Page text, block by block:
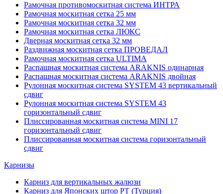
Рамочная противомоскитная система ИНТРА
Рамочная москитная сетка 25 мм
Рамочная москитная сетка 32 мм
Рамочная москитная сетка ЛЮКС
Дверная москитная сетка 32 мм
Раздвижная москитная сетка ПРОВЕДАЛ
Рамочная москитная сетка ULTIMA
Распашная москитная система ARAKNIS одинарная
Распашная москитная система ARAKNIS двойная
Рулонная москитная система SYSTEM 43 вертикальный
сдвиг
Рулонная москитная система SYSTEM 43
горизонтальный сдвиг
Плиссированная москитная система MINI 17
горизонтальный сдвиг
Плиссированная москитная система горизонтальный
сдвиг
Карнизы
Карниз для вертикальных жалюзи
Карниз для Японских штор РТ (Турция)